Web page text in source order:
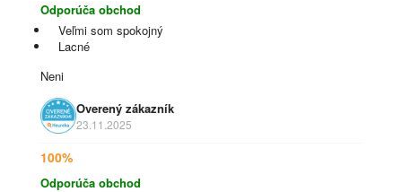
Odporúča obchod
Veľmi som spokojný
Lacné
Neni
Overený zákazník
23.11.2025
100%
Odporúča obchod